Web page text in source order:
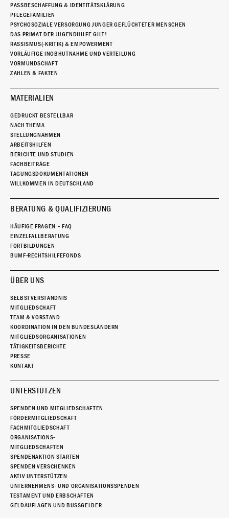
PASSBESCHAFFUNG & IDENTITÄTSKLÄRUNG
PFLEGEFAMILIEN
PSYCHOSOZIALE VERSORGUNG JUNGER GEFLÜCHTETER MENSCHEN
DAS PRIMAT DER JUGENDHILFE GILT!
RASSISMUS(-KRITIK) & EMPOWERMENT
VORLÄUFIGE INOBHUTNAHME UND VERTEILUNG
VORMUNDSCHAFT
ZAHLEN & FAKTEN
MATERIALIEN
GEDRUCKT BESTELLBAR
NACH THEMA
STELLUNGNAHMEN
ARBEITSHILFEN
BERICHTE UND STUDIEN
FACHBEITRÄGE
TAGUNGSDOKUMENTATIONEN
WILLKOMMEN IN DEUTSCHLAND
BERATUNG & QUALIFIZIERUNG
HÄUFIGE FRAGEN – FAQ
EINZELFALLBERATUNG
FORTBILDUNGEN
BUMF-RECHTSHILFEFONDS
ÜBER UNS
SELBSTVERSTÄNDNIS
MITGLIEDSCHAFT
TEAM & VORSTAND
KOORDINATION IN DEN BUNDESLÄNDERN
MITGLIEDSORGANISATIONEN
TÄTIGKEITSBERICHTE
PRESSE
KONTAKT
UNTERSTÜTZEN
SPENDEN UND MITGLIEDSCHAFTEN
FÖRDERMITGLIEDSCHAFT
FACHMITGLIEDSCHAFT
ORGANISATIONS-
MITGLIEDSCHAFTEN
SPENDENAKTION STARTEN
SPENDEN VERSCHENKEN
AKTIV UNTERSTÜTZEN
UNTERNEHMENS- UND ORGANISATIONSSPENDEN
TESTAMENT UND ERBSCHAFTEN
GELDAUFLAGEN UND BUSSGELDER